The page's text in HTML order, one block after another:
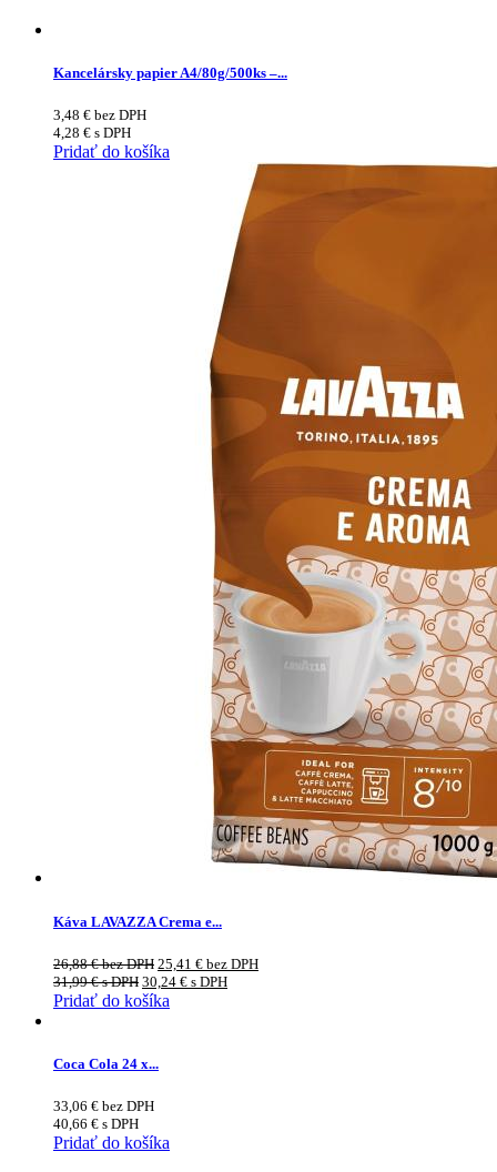
Kancelársky papier A4/80g/500ks –...
3,48 € bez DPH
4,28 € s DPH
Pridať do košíka
Káva LAVAZZA Crema e...
26,88€bez DPH 25,41 € bez DPH
31,99€s DPH 30,24 € s DPH
Pridať do košíka
Coca Cola 24 x...
33,06 € bez DPH
40,66 € s DPH
Pridať do košíka